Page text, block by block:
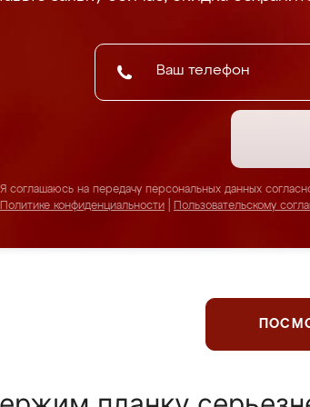
Я соглашаюсь на передачу персональных данных
Политике конфиденциальности
Пользовательскому